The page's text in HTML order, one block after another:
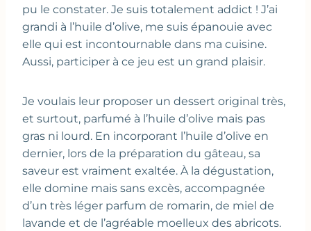
pu le constater. Je suis totalement addict ! J’ai
grandi à l’huile d’olive, me suis épanouie avec
elle qui est incontournable dans ma cuisine.
Aussi, participer à ce jeu est un grand plaisir.
Je voulais leur proposer un dessert original très,
et surtout, parfumé à l’huile d’olive mais pas
gras ni lourd. En incorporant l’huile d’olive en
dernier, lors de la préparation du gâteau, sa
saveur est vraiment exaltée. À la dégustation,
elle domine mais sans excès, accompagnée
d’un très léger parfum de romarin, de miel de
lavande et de l’agréable moelleux des abricots.